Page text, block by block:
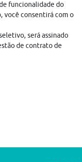
funcionalidade do
você consentirá com o
será assinado
de contrato de